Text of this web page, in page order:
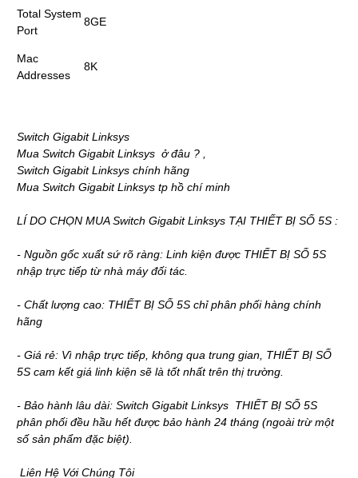
Total System
Port
8GE
Mac
Addresses
8K
Switch Gigabit Linksys
Mua Switch Gigabit Linksys ở đâu ? ,
Switch Gigabit Linksys chính hãng
Mua Switch Gigabit Linksys tp hồ chí minh
LÍ DO CHỌN MUA Switch Gigabit Linksys TẠI THIẾT BỊ SỐ 5S :
- Nguồn gốc xuẩt sứ rõ ràng: Linh kiện được THIẾT BỊ SỐ 5S
nhập trực tiếp từ nhà máy đối tác.
- Chất lượng cao: THIẾT BỊ SỐ 5S chỉ phân phối hàng chính
hãng
- Giá rẻ: Vì nhập trực tiếp, không qua trung gian, THIẾT BỊ SỐ
5S cam kết giá linh kiện sẽ là tốt nhất trên thị trường.
- Bảo hành lâu dài: Switch Gigabit Linksys THIẾT BỊ SỐ 5S
phân phối đều hầu hết được bảo hành 24 tháng (ngoài trừ một
số sản phẩm đặc biệt).
Liên Hệ Với Chúng Tôi